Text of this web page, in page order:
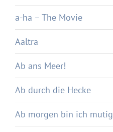
a-ha – The Movie
Aaltra
Ab ans Meer!
Ab durch die Hecke
Ab morgen bin ich mutig